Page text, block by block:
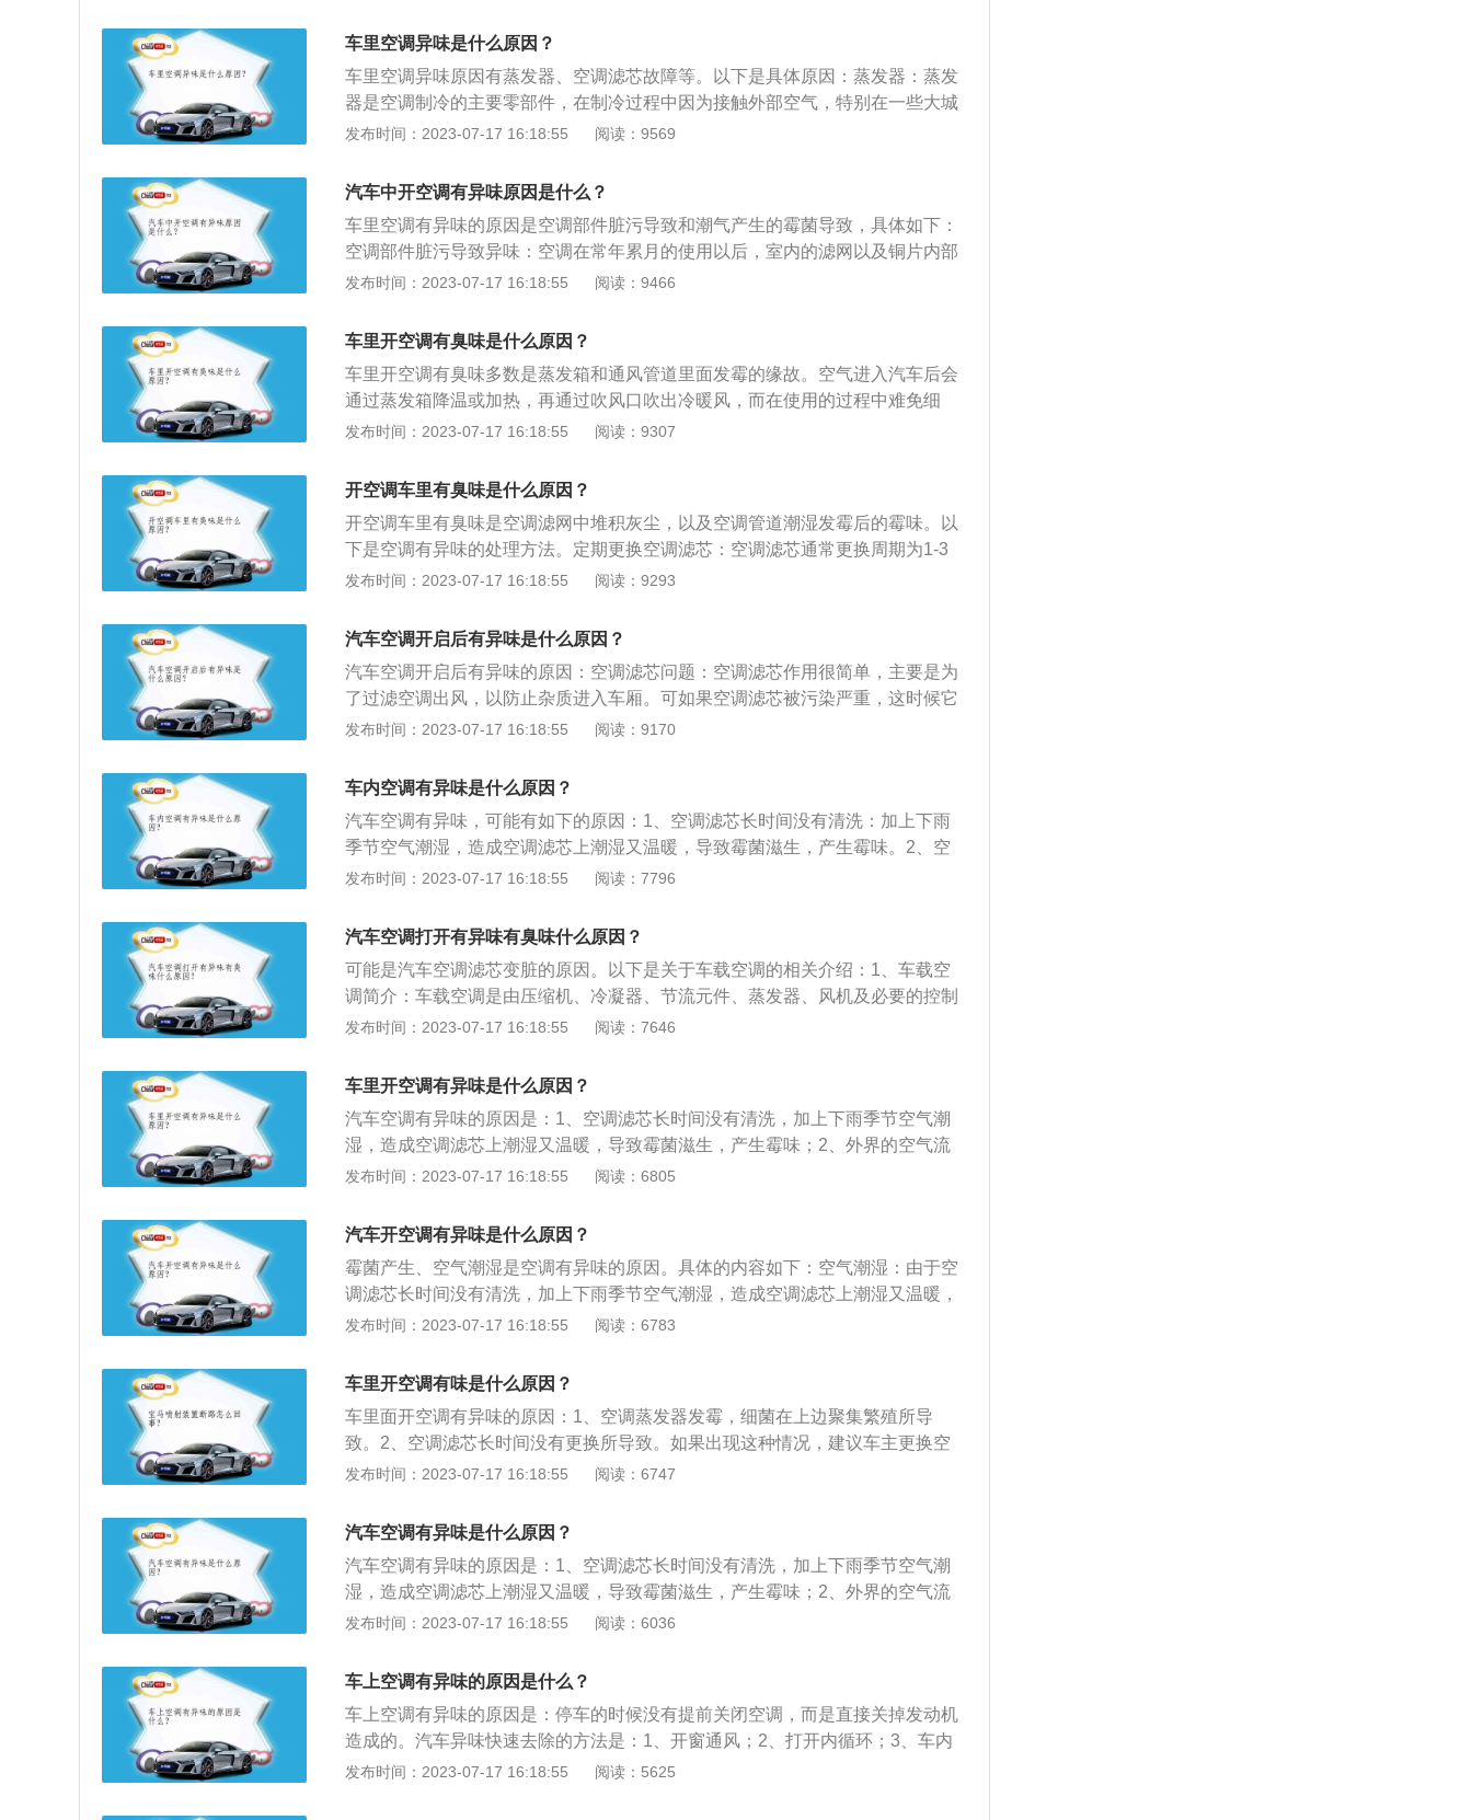
习惯，通风道里也很有可能撞入不少昆虫。过了一段时间后，通风道里的异物以
及灰尘就会散发出异味。没有清洗蒸发箱导致：蒸发箱所过滤出来的杂质都由空
调排水管排出，但是，其中一些杂质会和冷水凝停留在蒸发箱表面，从而形成霉
菌，产生异味。汽车开空调有异味的解决办法：检查空调滤芯：汽车空调滤芯的
位置一般位于副驾手提箱的后方，有的车型通过向内挤压就可以拆下手提箱的挡
芯。如果发现空调滤芯较脏，可以进行更换，只需要将旧的滤芯取下，将新的滤
芯按照原样安装即可。清理通风管道：将空调系统打开至最大风量，关闭AC按
钮，打开外循环，将空调清洗剂对准空调滤芯喷入。清洗剂按照所需的量喷入完
度和紫外线可以提供额外的杀菌作用。寻找专业人士进行深度清理：如果自己不
清理干净。由于通风管道的部分区域以及蒸发箱都难以用普通的工具触及，专业
的汽修店也需要使用内窥镜等工具才能彻底清理。因此建议还是要到4s店或者修
理店进行全面的维修，才能彻底解决问题。
车里空调异味是什么原因？
车里空调异味原因有蒸发器、空调滤芯故障等。以下是具体原因：蒸发器：蒸发
器是空调制冷的主要零部件，在制冷过程中因为接触外部空气，特别在一些大城
市或者工业区中的空气比较污浊的情况，容易将一些污渍跟灰尘吸入空调循环系
时间过长之后容易附着一些污渍在上面，如果长期未清理或更换，很容易产生异
发布时间：2023-07-17 16:18:55 阅读：9569
汽车中开空调有异味原因是什么？
车里空调有异味的原因是空调部件脏污导致和潮气产生的霉菌导致，具体如下：
空调部件脏污导致异味：空调在常年累月的使用以后，室内的滤网以及铜片内部
会挤压一定的灰尘，在积累到一定的量后就会产生一定的异味，随着空调开启，
以后，很多情况下，室内机的内部会有潮气，所以当关闭空调后，没有干燥防霉
功能的空调会立刻停机，内部的潮气一直存在，长期下来就会产生霉菌，导致车
里空调有异味。
发布时间：2023-07-17 16:18:55 阅读：9466
车里开空调有臭味是什么原因？
车里开空调有臭味多数是蒸发箱和通风管道里面发霉的缘故。空气进入汽车后会
通过蒸发箱降温或加热，再通过吹风口吹出冷暖风，而在使用的过程中难免细
菌、灰尘、甚至是昆虫尸体会进入蒸发箱和通风管道，时间一长，空调在使用时
是选一空旷、阳光好的环境，打开车门，打开自然风，开启外循环至最大（不开
启空调），或者开暖风更好，吹上5-6分钟，将灰尘吹出来即可。检查空调滤芯：
空调滤芯一般一年更换一次，但是如果经常发生沙尘暴或者其他恶劣天气，几个
月更换一次也是很有必要。如果空滤只是表面脏，可以简单地吹一下，但是如果
已经很脏，则不太建议清洗空滤。
发布时间：2023-07-17 16:18:55 阅读：9307
开空调车里有臭味是什么原因？
开空调车里有臭味是空调滤网中堆积灰尘，以及空调管道潮湿发霉后的霉味。以
下是空调有异味的处理方法。定期更换空调滤芯：空调滤芯通常更换周期为1-3
年，如果使用环境中灰尘过大，或者发现有异味，应该及时更换。清洗空调管
调开启时直接熄火：在用车过程中，快要达到目的地时，先将AC关掉，保持风
量，让管道中水分蒸干后再熄火，这样可以避免空调管道受潮。
发布时间：2023-07-17 16:18:55 阅读：9293
汽车空调开启后有异味是什么原因？
汽车空调开启后有异味的原因：空调滤芯问题：空调滤芯作用很简单，主要是为
了过滤空调出风，以防止杂质进入车厢。可如果空调滤芯被污染严重，这时候它
不仅不能保护车厢环境，反而是会对车厢空气产生二次污染。蒸发箱问题：蒸发
附灰尘、飞虫等杂质，在长时间潮湿环境下，发酵、霉变、滋生细菌。再次打开
空调后，风机会毫不留情地将这些有害物质吹向车厢内。
发布时间：2023-07-17 16:18:55 阅读：9170
车内空调有异味是什么原因？
汽车空调有异味，可能有如下的原因：1、空调滤芯长时间没有清洗：加上下雨
季节空气潮湿，造成空调滤芯上潮湿又温暖，导致霉菌滋生，产生霉味。2、空
调系统管道上的霉变：外界的空气流经空调系统管道，其中会有少量残留的水分
是汽车空调有异味产生的解决方法：1、定期更换空气滤芯：定期清洗空调系统
或更换空气滤芯，以减少霉菌的滋生。2、掌握正确开关空调的方法：一般在停
车前的5分钟最好关掉空调冷气，接着开启自然风，使得车内温度尽快得到回
升，在停车后不会因为温差而凝结出的水珠在空调管道内，从而让空调管道得以
干燥，阻断霉菌和真菌的滋生。3、使用天然的空气清新剂：可在车内放一些菠
发布时间：2023-07-17 16:18:55 阅读：7796
汽车空调打开有异味有臭味什么原因？
可能是汽车空调滤芯变脏的原因。以下是关于车载空调的相关介绍：1、车载空
调简介：车载空调是由压缩机、冷凝器、节流元件、蒸发器、风机及必要的控制
部件构成，用于调节车内温度、湿度，给驾驶员提供舒适环境的空调系统。2、
剂，经压缩，制冷剂的温度和压力升高，并被送入冷凝器。在冷凝器内，高温高
压的气态制冷剂把热量传递给经过冷凝器的车外空气而液化，变成液体。液态制
冷剂流经节流装置时，温度和压力降低，并进入蒸发器。在蒸发器内，低温低压
的液态制冷剂吸收经过蒸发器的车内空气的热量而蒸发，变成气体。气体又被压
缩机吸入进行下一轮循环。
发布时间：2023-07-17 16:18:55 阅读：7646
车里开空调有异味是什么原因？
汽车空调有异味的原因是：1、空调滤芯长时间没有清洗，加上下雨季节空气潮
湿，造成空调滤芯上潮湿又温暖，导致霉菌滋生，产生霉味；2、外界的空气流
经空调系统管道，其中会有少量残留的水分和空气中的尘埃相结合，如长时间没
1、经常清洗空调系统或更换空气滤芯，以减少霉菌的滋生；2、掌握正确开关空
调的方法，一般在停车前的5分钟最好关掉空调冷气，接着开启自然风，使得车
内温度尽快得到回升，在停车后不会因为温差而凝结出的水珠在空调管道内，从
而让空调管道得以干燥，阻断霉菌和真菌的滋生；3、使用天然的空气清新剂，
可在车内放一些菠萝、柠檬、苹果等水果，以此达到祛除异味的效果；4、经常
保持车内的空气质量。
发布时间：2023-07-17 16:18:55 阅读：6805
汽车开空调有异味是什么原因？
霉菌产生、空气潮湿是空调有异味的原因。具体的内容如下：空气潮湿：由于空
调滤芯长时间没有清洗，加上下雨季节空气潮湿，造成空调滤芯上潮湿又温暖，
导致霉菌滋生，产生霉味。霉菌产生：外界的空气流经空调系统管道，必然带来
会有少量残留的水分和空气中的尘埃相结合，如果长时间没有清洗也会产生霉
变，生出酸腐异味。解决办法：经常清洗空调系统或更换空气滤芯，以减少霉菌
的滋生；掌握正确开关空调的方法，一般最好在到停车前的5分钟关掉空调冷
气，接着开启自然风，使得车内温度尽快得到回升，在停车后不会因为温差而凝
结出的水珠在空调管道内，从而让空调管道得以干燥，阻断霉菌和真菌的滋生。
到祛除异味的效果。
发布时间：2023-07-17 16:18:55 阅读：6783
车里开空调有味是什么原因？
车里面开空调有异味的原因：1、空调蒸发器发霉，细菌在上边聚集繁殖所导
致。2、空调滤芯长时间没有更换所导致。如果出现这种情况，建议车主更换空
调滤芯或者将空调滤芯清理干净。以下是相关介绍：1、空调滤芯的主要作用是
气。2、空调滤芯不仅可以保证车内环境的干净，还有利于人体的健康。3、因为
如果没有空调滤芯，空气中的花粉会进入车内，对花粉过敏者吸入后，会引起过
敏症状，导致呼吸困难、损坏肺部等，还会引起心情烦躁，从而影响驾驶的情
绪，提高驾驶的危险指数。4、平时车主应当及时清洁、更换空调滤芯，保证空
调滤芯可以正常工作。
发布时间：2023-07-17 16:18:55 阅读：6747
汽车空调有异味是什么原因？
汽车空调有异味的原因是：1、空调滤芯长时间没有清洗，加上下雨季节空气潮
湿，造成空调滤芯上潮湿又温暖，导致霉菌滋生，产生霉味；2、外界的空气流
经空调系统管道，其中会有少量残留的水分和空气中的尘埃相结合，如长时间没
1、经常清洗空调系统或更换空气滤芯，以减少霉菌的滋生；2、掌握正确开关空
调的方法，一般在停车前的5分钟最好关掉空调冷气，接着开启自然风，使得车
内温度尽快得到回升，在停车后不会因为温差而凝结出的水珠在空调管道内，从
而让空调管道得以干燥，阻断霉菌和真菌的滋生；3、使用天然的空气清新剂，
可在车内放一些菠萝、柠檬、苹果等水果，以此达到祛除异味的效果；4、经常
发布时间：2023-07-17 16:18:55 阅读：6036
车上空调有异味的原因是什么？
车上空调有异味的原因是：停车的时候没有提前关闭空调，而是直接关掉发动机
造成的。汽车异味快速去除的方法是：1、开窗通风；2、打开内循环；3、车内
放置活性炭；4、车上放置空气净化器；5、打开空调外循环；6、车内放一些柚
发布时间：2023-07-17 16:18:55 阅读：5625